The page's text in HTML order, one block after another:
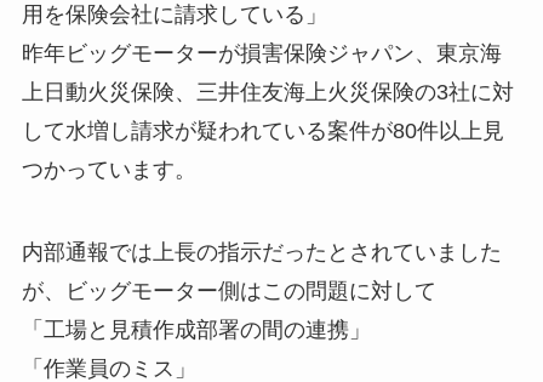
用を保険会社に請求している」
昨年ビッグモーターが損害保険ジャパン、東京海
上日動火災保険、三井住友海上火災保険の3社に対
して水増し請求が疑われている案件が80件以上見
つかっています。
内部通報では上長の指示だったとされていました
が、ビッグモーター側はこの問題に対して
「工場と見積作成部署の間の連携」
「作業員のミス」